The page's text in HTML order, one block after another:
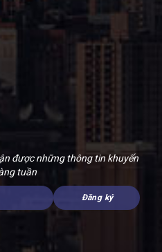
được những thông tin khuyến
tuần